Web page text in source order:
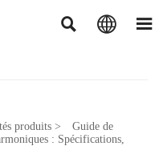
  
produits>
Guide de
: Spécifications,